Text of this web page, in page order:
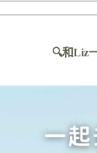
🔍和Liz